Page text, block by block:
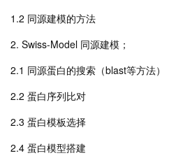
1.2 同源建模的方法
2. Swiss-Model 同源建模；
2.1 同源蛋白的搜索（blast等方法）
2.2 蛋白序列比对
2.3 蛋白模板选择
2.4 蛋白模型搭建